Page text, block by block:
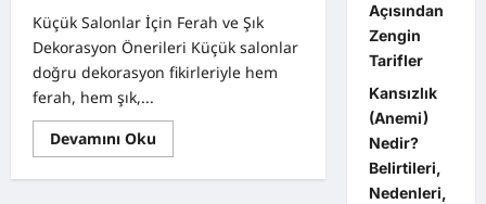
Küçük Salonlar İçin Ferah ve Şık
Dekorasyon Önerileri Küçük salonlar
doğru dekorasyon fikirleriyle hem
ferah, hem şık,...
Devamını Oku
more
Küçük
Açısından
Zengin
Tarifler
Kansızlık
(Anemi)
Nedir?
Belirtileri,
Nedenleri,